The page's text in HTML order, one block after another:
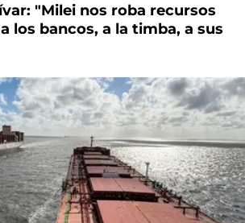
"Milei nos roba recursos
los bancos, a la timba, a sus